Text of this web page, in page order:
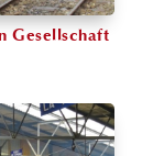
Gesellschaft